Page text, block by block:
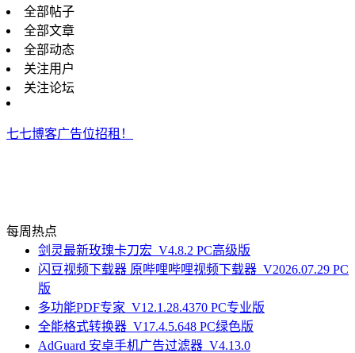
全部帖子
全部文章
全部动态
关注用户
关注论坛
七七博客广告位招租！
每周热点
剑灵最新玫瑰卡刀宏_V4.8.2 PC高级版
闪豆视频下载器 原哔哩哔哩视频下载器_V2026.07.29 PC
版
多功能PDF专家_V12.1.28.4370 PC专业版
全能格式转换器_V17.4.5.648 PC绿色版
AdGuard 安卓手机广告过滤器_V4.13.0